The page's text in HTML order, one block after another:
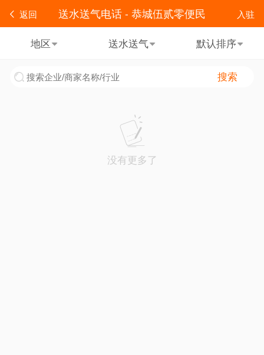
返回 入驻
送水送气电话 - 恭城伍贰零便民
地区 送水送气 默认排序
搜索
没有更多了